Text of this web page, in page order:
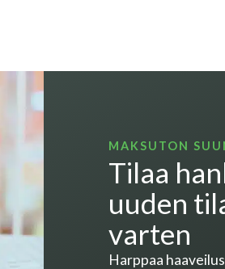
MAKSUTON
Tilaa
uuden
varten
Harppaa